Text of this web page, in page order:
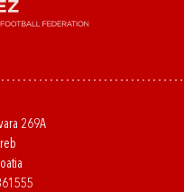
269A